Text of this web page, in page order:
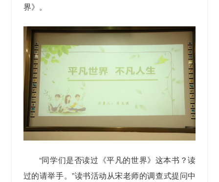
界》。
“同学们是否读过《平凡的世界》这本书？读
过的请举手。”读书活动从宋老师的调查式提问中